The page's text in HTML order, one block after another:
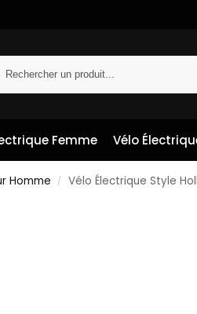
Femme Vélo
Homme / Vélo Électrique Style